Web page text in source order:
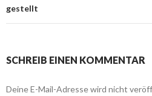
gestellt
SCHREIB EINEN KOMMENTAR
Deine E-Mail-Adresse wird nicht